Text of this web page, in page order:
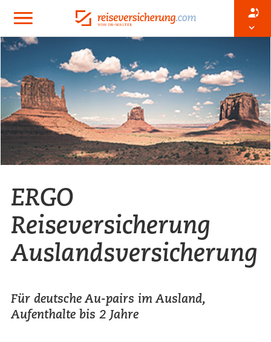
ERGO
Reiseversicherung
Auslandsversicherung
Für deutsche Au-pairs im Ausland,
Aufenthalte bis 2 Jahre